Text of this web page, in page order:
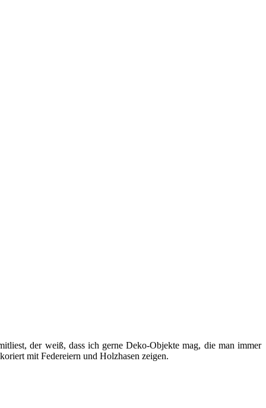
der weiß, dass ich gerne Deko-Objekte mag, die man immer
mit Federeiern und Holzhasen zeigen.